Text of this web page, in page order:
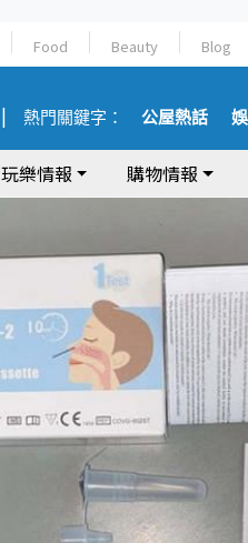
Food Beauty Blog
熱門關鍵字： 公屋熱話
玩樂情報 購物情報